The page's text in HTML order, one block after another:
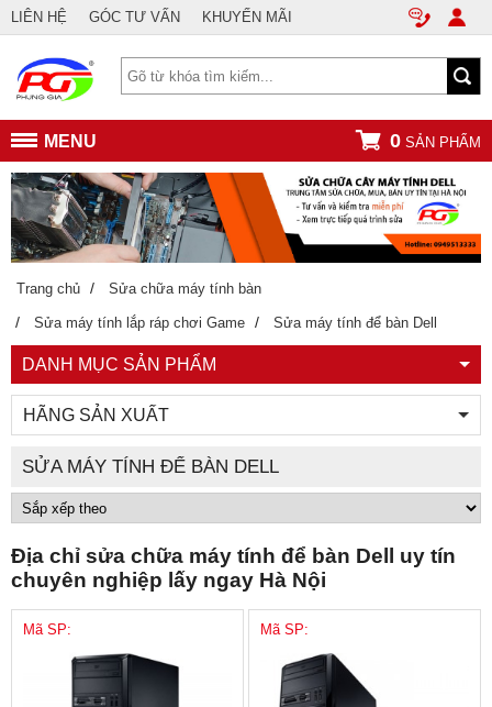
LIÊN HỆ GÓC TƯ VẤN KHUYẾN MÃI
MENU 0 SẢN PHẨM
Trang chủ / Sửa chữa máy tính bàn
/ Sửa máy tính lắp ráp chơi Game / Sửa máy tính để bàn Dell
DANH MỤC SẢN PHẨM
HÃNG SẢN XUẤT
SỬA MÁY TÍNH ĐỂ BÀN DELL
Địa chỉ sửa chữa máy tính để bàn Dell uy tín
chuyên nghiệp lấy ngay Hà Nội
Mã SP: Mã SP: